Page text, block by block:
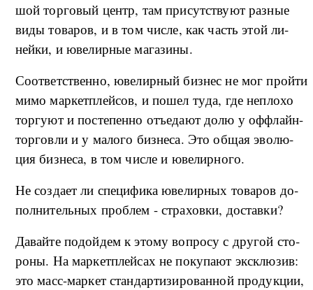
шой тор­го­вый цен­тр, там при­сут­ству­ют раз­ные
ви­ды то­ва­ров, и в том числе, как часть этой ли­
ней­ки, и юве­ли­р­ные ма­га­зи­ны.
Со­о­т­вет­ствен­но, юве­ли­р­ный биз­нес не мог прой­ти
ми­мо мар­кет­плей­сов, и по­шел ту­да, где не­п­ло­хо
тор­гу­ют и по­сте­пе­н­но отъ­е­да­ют до­лю у оф­флайн-
тор­го­в­ли и у ма­ло­го биз­не­са. Это об­щая эво­лю­
ция биз­не­са, в том чис­ле и юве­ли­р­но­го.
Не со­з­да­ет ли спе­ци­фи­ка юве­ли­р­ных то­ва­ров до­
пол­ни­тель­ных про­б­лем - стра­хо­в­ки, до­став­ки?
Да­вай­те по­дой­дем к это­му во­про­су с дру­гой сто­
ро­ны. На мар­кет­плей­сах не по­ку­па­ют экс­клю­зив:
это масс-­мар­кет стан­дар­ти­зи­ро­ван­ной про­дук­ции,